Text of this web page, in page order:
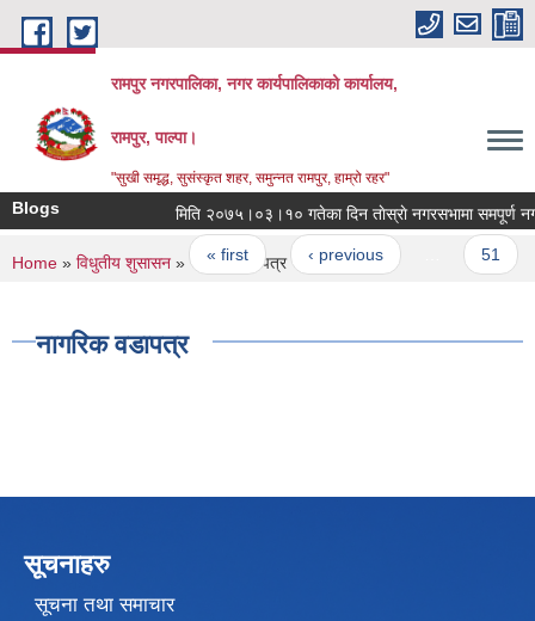
Skip to main content
रामपुर नगरपालिका, नगर कार्यपालिकाको कार्यालय,
रामपुर, पाल्पा।
"सुखी समृद्ध, सुसंस्कृत शहर, समुन्नत रामपुर, हाम्रो रहर"
Blogs मिति
Pages
« first ‹ previous
You are here
Home » विधुतीय शुसासन » नागरिक वडापत्र
नागरिक वडापत्र
सूचनाहरु
सूचना तथा समाचार